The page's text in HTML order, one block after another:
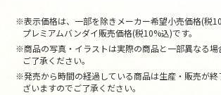
※表示価格は、一部を除きメーカー希望小売価格(税
プレミアムバンダイ販売価格(税10%込)です。
※商品の写真・イラストは実際の商品と一部異なる場
ご了承ください。
※発売から時間の経過している商品は生産・販売が終
ざいますのでご了承ください。